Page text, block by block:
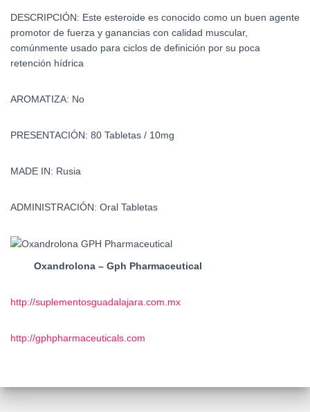
DESCRIPCIÓN: Este esteroide es conocido como un buen agente
promotor de fuerza y ganancias con calidad muscular,
comúnmente usado para ciclos de definición por su poca
retención hídrica
AROMATIZA: No
PRESENTACIÓN: 80 Tabletas / 10mg
MADE IN: Rusia
ADMINISTRACIÓN: Oral Tabletas
Oxandrolona – Gph Pharmaceutical
http://suplementosguadalajara.com.mx
http://gphpharmaceuticals.com